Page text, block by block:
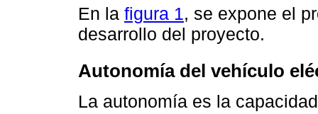
En la figura 1, se expone el
desarrollo del proyecto.
Autonomía del vehículo
La autonomía es la